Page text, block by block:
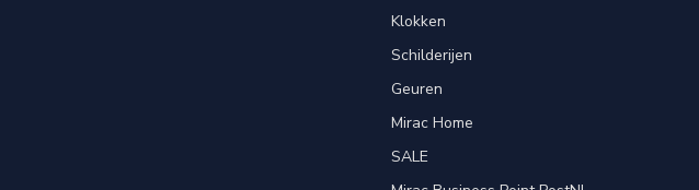
Klokken
Schilderijen
Geuren
Mirac Home
SALE